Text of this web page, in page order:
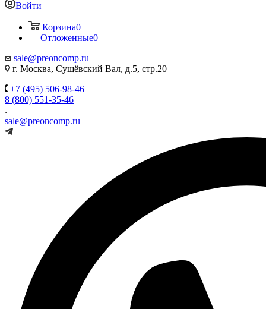
Войти
Корзина0
Отложенные0
sale@preoncomp.ru
г. Москва, Сущёвский Вал, д.5, стр.20
+7 (495) 506-98-46
8 (800) 551-35-46
sale@preoncomp.ru